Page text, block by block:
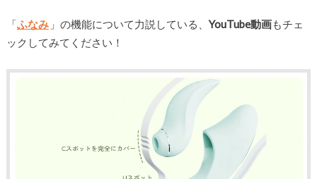
「ふなみ 」の機能について力説している、YouTube動画もチェ
ックしてみてください！